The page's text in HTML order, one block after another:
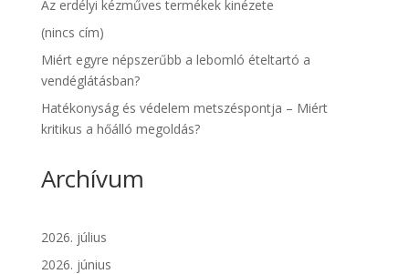
Az erdélyi kézműves termékek kinézete
(nincs cím)
Miért egyre népszerűbb a lebomló ételtartó a
vendéglátásban?
Hatékonyság és védelem metszéspontja – Miért
kritikus a hőálló megoldás?
Archívum
2026. július
2026. június